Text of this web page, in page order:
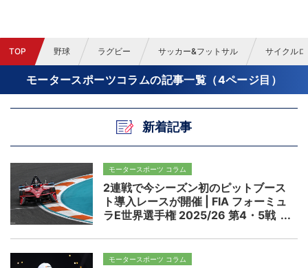
TOP 野球 ラグビー サッカー&フットサル サイクル
モータースポーツコラムの記事一覧（4ページ目）
新着記事
モータースポーツ コラム
2連戦で今シーズン初のピットブース
ト導入レースが開催 | FIA フォーミュ
ラE世界選手権 2025/26 第4・5戦
モータースポーツ コラム